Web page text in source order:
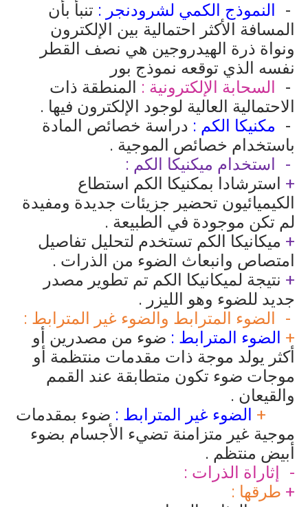
النموذج الكمي لشرودنجر : تنبأ بأن
المسافة الأكثر احتمالية بين الإلكترون
ونواة ذرة الهيدروجين هي نصف القطر
نفسه الذي توقعه نموذج بور
السحابة الإلكترونية :
المنطقة ذات
الاحتمالية العالية لوجود الإلكترون فيها .
مكنيكا الكم : دراسة خصائص المادة
باستخدام خصائص الموجية .
استخدام ميكنيكا الكم :
+ استرشادا بمكنيكا الكم استطاع
الكيميائيون تحضير جزيئات جديدة ومفيدة
لم تكن موجودة في الطبيعة .
+ ميكانيكا الكم تستخدم لتحليل تفاصيل
امتصاص وانبعاث الضوء من الذرات .
+ نتيجة لميكانيكا الكم تم تطوير مصدر
جديد للضوء وهو الليزر .
الضوء المترابط والضوء غير المترابط :
+ الضوء المترابط : ضوء من مصدرين أو
أكثر يولد موجة ذات مقدمات منتظمة أو
موجات ضوء تكون متطابقة عند القمم
والقيعان .
+ الضوء غير المترابط : ضوء بمقدمات
موجية غير متزامنة تضيء الأجسام بضوء
أبيض منتظم .
إثاراة الذرات :
+ طرقها :